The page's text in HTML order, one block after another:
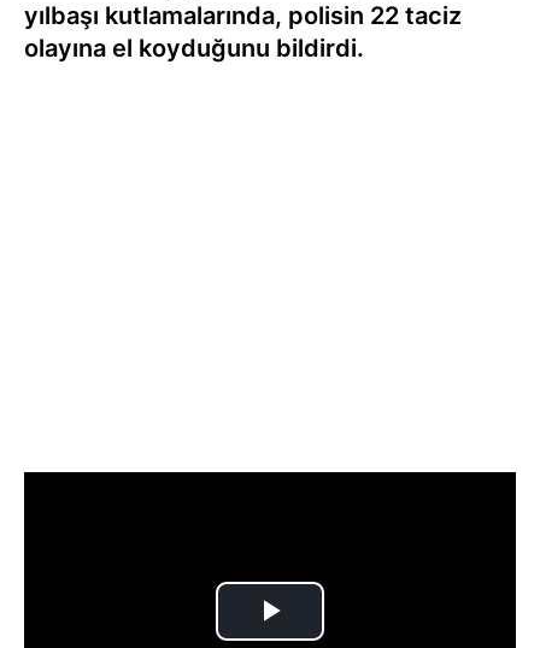
yılbaşı kutlamalarında, polisin 22 taciz
olayına el koyduğunu bildirdi.